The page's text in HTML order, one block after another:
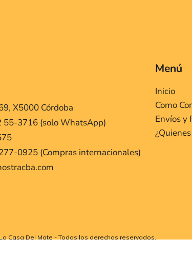
X5000 Córdoba
55-3716 (solo WhatsApp)
0925 (Compras internacionales)
Menú
Inicio
Como
Envíos y
Casa Del Mate - Todos los derechos reservados.